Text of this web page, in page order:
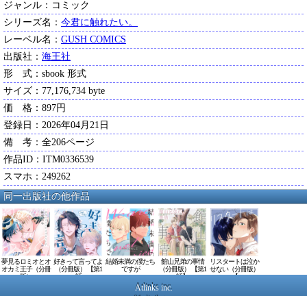
ジャンル：コミック
シリーズ名： 今君に触れたい。
レーベル名： GUSH COMICS
出版社： 海王社
形 式：sbook 形式
サイズ：77,176,734 byte
価 格：897円
登録日：2026年04月21日
備 考：全206ページ
作品ID：ITM0336539
スマホ：249262
同一出版社の他作品
夢見るロミオとオ
オカミ王子（分冊
版）
好きって言ってよ
（分冊版） 【第1
話
結婚未満の僕たち
ですが
館山兄弟の事情
（分冊版） 【第1
話】
リスタートは泣か
せない（分冊版）
【
Atlinks inc.